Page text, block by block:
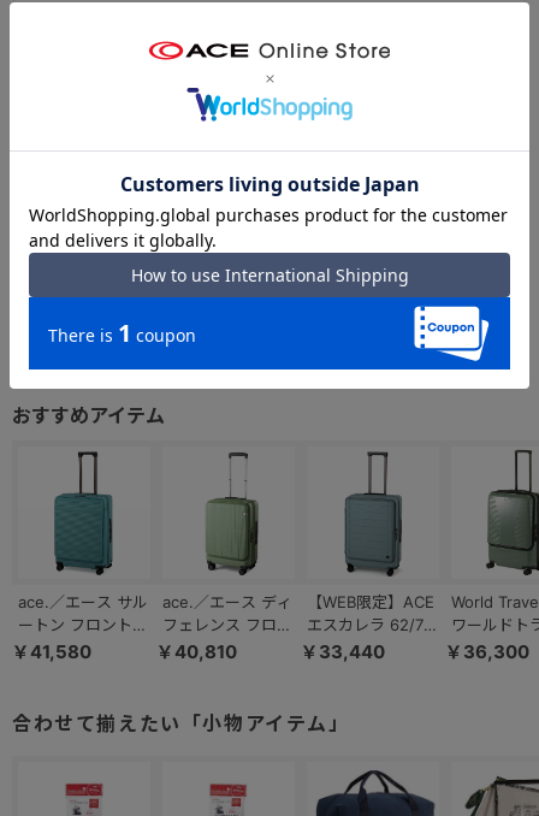
『ace.』は「すべての移動を旅と捉え、その移動を快適
バッグ＆ラゲージブランドです。
エースオンラインストア ace. トップへ
ace.ブランドサイトへ
ace.／エース サル
ートン フロントオ
ープン キャスター
￥41,580
ace.／エース ディ
フェレンス フロン
トオープン エキス
￥40,810
【WEB限定】ACE
エスカレラ 62/71L
スーツケース エキ
￥33,440
World
ワールドト
ー プリマス
￥36,300
合わせて揃えたい「小物アイテム」